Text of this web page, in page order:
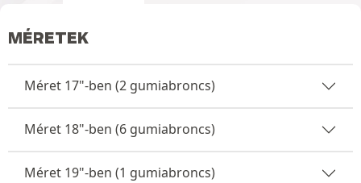
MÉRETEK
Méret 17"-ben (2 gumiabroncs)
Méret 18"-ben (6 gumiabroncs)
Méret 19"-ben (1 gumiabroncs)